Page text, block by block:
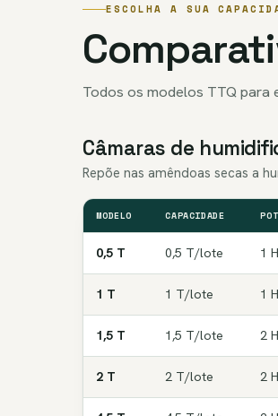
ESCOLHA A SUA
Todos os modelos TTQ
Câmaras de
Repõe nas amêndoas secas a
MODELO CAPACIDADE
0,5 T 0,5 T/lote 1
1 T 1 T/lote 1
1,5 T 1,5 T/lote 2
2 T 2 T/lote 2